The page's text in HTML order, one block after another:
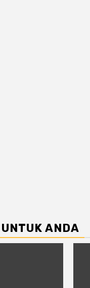
ANDA